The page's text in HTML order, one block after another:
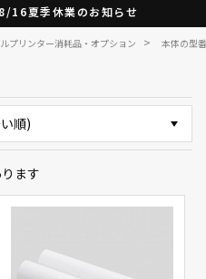
夏季休業のお知らせ
プリンター消耗品・オプション > 本体の型
ます